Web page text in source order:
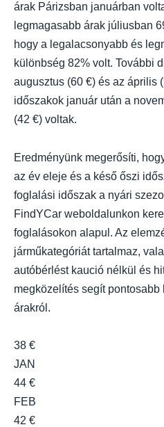
árak Párizsban januárban
legmagasabb árak júliusban
hogy a legalacsonyabb és
különbség 82% volt. További
augusztus (60 €) és az április
időszakok január után a
(42 €) voltak.
Eredményünk megerősíti,
az év eleje és a késő őszi
foglalási időszak a nyári
FindYCar weboldalunkon
foglalásokon alapul. Az
járműkategóriát tartalmaz,
autóbérlést kaució nélkül és
megközelítés segít
árakról.
38 €
JAN
44 €
FEB
42 €